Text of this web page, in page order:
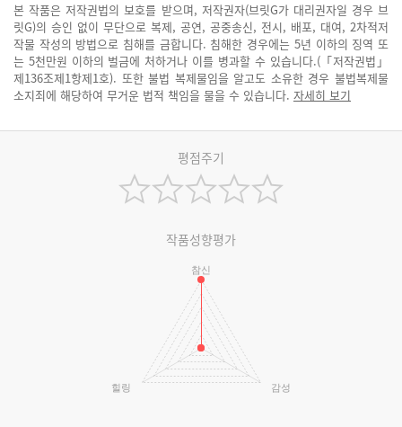
본 작품은 저작권법의 보호를 받으며, 저작권자(브릿G가 대리권자일 경우 브
릿G)의 승인 없이 무단으로 복제, 공연, 공중송신, 전시, 배포, 대여, 2차적저
작물 작성의 방법으로 침해를 금합니다. 침해한 경우에는 5년 이하의 징역 또
는 5천만원 이하의 벌금에 처하거나 이를 병과할 수 있습니다.(「저작권법」
제136조제1항제1호). 또한 불법 복제물임을 알고도 소유한 경우 불법복제물
소지죄에 해당하여 무거운 법적 책임을 물을 수 있습니다. 자세히 보기
평점주기
작품성향평가
참신
감성
힐링